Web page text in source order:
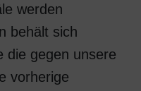
werden
behält sich
die gegen unsere
vorherige